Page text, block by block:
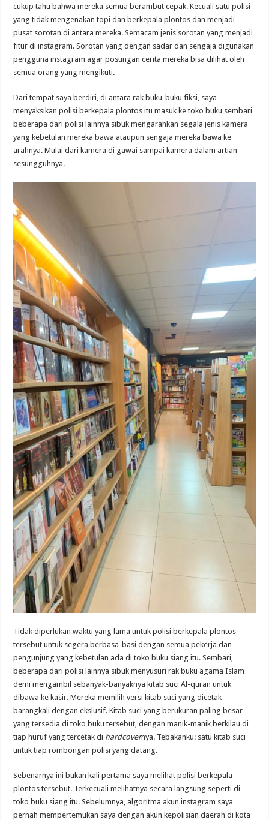
cukup tahu bahwa mereka semua berambut cepak. Kecuali satu polisi
yang tidak mengenakan topi dan berkepala plontos dan menjadi
pusat sorotan di antara mereka. Semacam jenis sorotan yang menjadi
fitur di instagram. Sorotan yang dengan sadar dan sengaja digunakan
pengguna instagram agar postingan cerita mereka bisa dilihat oleh
semua orang yang mengikuti.
Dari tempat saya berdiri, di antara rak buku-buku fiksi, saya
menyaksikan polisi berkepala plontos itu masuk ke toko buku sembari
beberapa dari polisi lainnya sibuk mengarahkan segala jenis kamera
yang kebetulan mereka bawa ataupun sengaja mereka bawa ke
arahnya. Mulai dari kamera di gawai sampai kamera dalam artian
sesungguhnya.
Tidak diperlukan waktu yang lama untuk polisi berkepala plontos
tersebut untuk segera berbasa-basi dengan semua pekerja dan
pengunjung yang kebetulan ada di toko buku siang itu. Sembari,
beberapa dari polisi lainnya sibuk menyusuri rak buku agama Islam
demi mengambil sebanyak-banyaknya kitab suci Al-quran untuk
dibawa ke kasir. Mereka memilih versi kitab suci yang dicetak–
barangkali dengan ekslusif. Kitab suci yang berukuran paling besar
yang tersedia di toko buku tersebut, dengan manik-manik berkilau di
tiap huruf yang tercetak di hardcovernya. Tebakanku: satu kitab suci
untuk tiap rombongan polisi yang datang.
Sebenarnya ini bukan kali pertama saya melihat polisi berkepala
plontos tersebut. Terkecuali melihatnya secara langsung seperti di
toko buku siang itu. Sebelumnya, algoritma akun instagram saya
pernah mempertemukan saya dengan akun kepolisian daerah di kota